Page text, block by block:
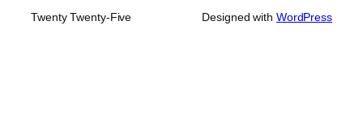
Twenty Twenty-Five Designed with WordPress